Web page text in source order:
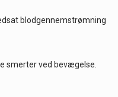
blodgennemstrømning
smerter ved bevægelse.